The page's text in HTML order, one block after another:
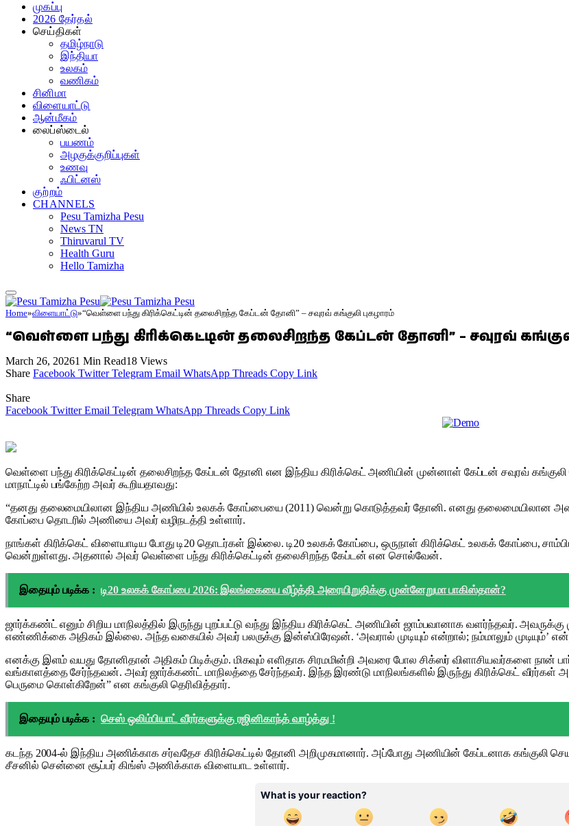
முகப்பு
2026 தேர்தல்
செய்திகள்
தமிழ்நாடு
இந்தியா
உலகம்
வணிகம்
சினிமா
விளையாட்டு
ஆன்மீகம்
லைப்ஸ்டைல்
பயணம்
அழகுக்குறிப்புகள்
உணவு
ஃபிட்னஸ்
குற்றம்
CHANNELS
Pesu Tamizha Pesu
News TN
Thiruvarul TV
Health Guru
Hello Tamizha
Home»விளையாட்டு»“வெள்ளை பந்து கிரிக்கெட்டின் தலைசிறந்த கேப்டன் தோனி” – சவுரவ் கங்குலி புகழாரம்
“வெள்ளை பந்து கிரிக்கெட்டின் தலைசிறந்த கேப்டன் தோனி” – சவுரவ்
March 26, 20261 Min Read18 Views
Share Facebook Twitter Telegram Email WhatsApp Threads Copy Link
Share
Facebook Twitter Email Telegram WhatsApp Threads Copy Link
வெள்ளை பந்து கிரிக்கெட்டின் தலைசிறந்த கேப்டன் தோனி என இந்திய கிரிக்கெட் அணியின் முன்னாள் கேப்டன் சவுரவ் கங்குலி
மாநாட்டில் பங்கேற்ற அவர் கூறியதாவது:
“தனது தலைமையிலான இந்திய அணியில் உலகக் கோப்பையை (2011) வென்று கொடுத்தவர் தோனி. எனது தலைமையிலான
கோப்பை தொடரில் அணியை அவர் வழிநடத்தி உள்ளார்.
நாங்கள் கிரிக்கெட் விளையாடிய போது டி20 தொடர்கள் இல்லை. டி20 உலகக் கோப்பை, ஒருநாள் கிரிக்கெட் உலகக் கோப்பை,
வென்றுள்ளது. அதனால் அவர் வெள்ளை பந்து கிரிக்கெட்டின் தலைசிறந்த கேப்டன் என சொல்வேன்.
இதையும் படிக்க : டி20 உலகக் கோப்பை 2026: இலங்கையை வீழ்த்தி அரையிறுதிக்கு முன்னேறுமா பாகிஸ்தான்?
ஜார்க்கண்ட் எனும் சிறிய மாநிலத்தில் இருந்து புறப்பட்டு வந்து இந்திய கிரிக்கெட் அணியின் ஜாம்பவானாக வளர்ந்தவர்.
எண்ணிக்கை அதிகம் இல்லை. அந்த வகையில் அவர் பலருக்கு இன்ஸ்பிரேஷன். ‘அவரால் முடியும் என்றால்; நம்மாலும் முடியும்’
எனக்கு இளம் வயது தோனிதான் அதிகம் பிடிக்கும். மிகவும் எளிதாக சிரமமின்றி அவரை போல சிக்ஸர் விளாசியவர்களை நான்
வங்காளத்தை சேர்ந்தவன். அவர் ஜார்க்கண்ட் மாநிலத்தை சேர்ந்தவர். இந்த இரண்டு மாநிலங்களில் இருந்து கிரிக்கெட்
பெருமை கொள்கிறேன்” என கங்குலி தெரிவித்தார்.
இதையும் படிக்க : செஸ் ஒலிம்பியாட் வீரர்களுக்கு ரஜினிகாந்த் வாழ்த்து !
கடந்த 2004-ல் இந்திய அணிக்காக சர்வதேச கிரிக்கெட்டில் தோனி அறிமுகமானார். அப்போது அணியின் கேப்டனாக கங்குலி
சீசனில் சென்னை சூப்பர் கிங்ஸ் அணிக்காக விளையாட உள்ளார்.